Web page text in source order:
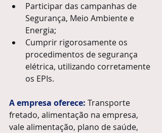
Participar das campanhas de
Segurança, Meio Ambiente e
Energia;
Cumprir rigorosamente os
procedimentos de segurança
elétrica, utilizando corretamente
os EPIs.
A empresa oferece: Transporte
fretado, alimentação na empresa,
vale alimentação, plano de saúde,